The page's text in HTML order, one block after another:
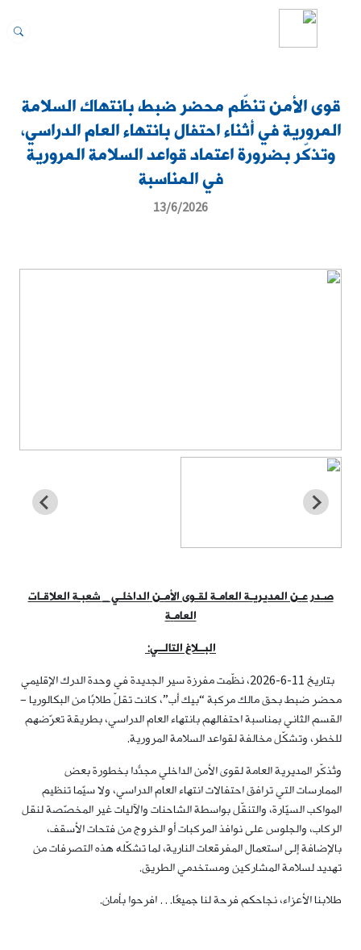
قوى الأمن تنظّم محضر ضبط بانتهاك السلامة
المرورية في أثناء احتفال بانتهاء العام الدراسي،
وتذكّر بضرورة اعتماد قواعد السلامة المرورية
في المناسبة
13/6/2026
صـدر عـن المديريـة العامـة لقـوى الأمـن الداخلـي_شعبـة العلاقـات
العامـة
البــلاغ التالــي:
بتاريخ 11-6-2026، نظّمت مفرزة سير الجديدة في وحدة الدرك الإقليمي
محضر ضبط بحق مالك مركبة “بيك أب”، كانت تقلّ طلابًا من البكالوريا –
القسم الثاني بمناسبة احتفالهم بانتهاء العام الدراسي، بطريقة تعرّضهم
للخطر، وتشكّل مخالفة لقواعد السلامة المرورية.
وتُذكّر المديرية العامة لقوى الأمن الداخلي مجدّدًا بخطورة بعض
الممارسات التي ترافق احتفالات انتهاء العام الدراسي، ولا سيّما تنظيم
المواكب السيّارة، والتنقّل بواسطة الشاحنات والآليات غير المخصّصة لنقل
الركاب، والجلوس على نوافذ المركبات أو الخروج من فتحات الأسقف،
بالإضافة إلى استعمال المفرقعات النارية، لما تشكّله هذه التصرفات من
تهديد لسلامة المشاركين ومستخدمي الطريق.
طلابنا الأعزاء، نجاحكم فرحة لنا جميعًا… افرحوا بأمان.